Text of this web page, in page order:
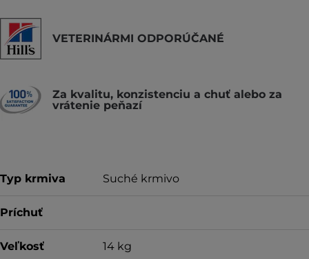
VETERINÁRMI ODPORÚČANÉ
Za kvalitu, konzistenciu a chuť alebo za
vrátenie peňazí
Typ krmiva Suché krmivo
Príchuť
Veľkosť 14 kg